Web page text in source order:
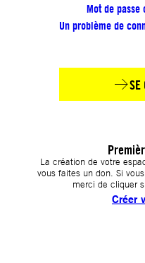
Mot de passe
Un problème de
SE
La création de votre
vous faites un don. Si
merci de cliquer
Créer